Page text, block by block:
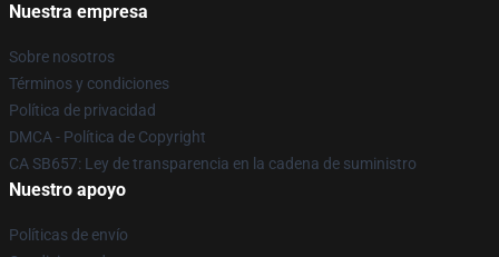
Nuestra empresa
Sobre nosotros
Términos y condiciones
Política de privacidad
DMCA - Política de Copyright
CA SB657: Ley de transparencia en la cadena de suministro
Nuestro apoyo
Políticas de envío